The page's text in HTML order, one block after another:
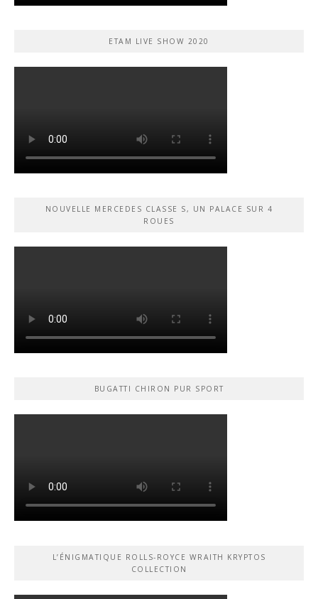
ETAM LIVE SHOW 2020
NOUVELLE MERCEDES CLASSE S, UN PALACE SUR 4
ROUES
BUGATTI CHIRON PUR SPORT
L’ÉNIGMATIQUE ROLLS-ROYCE WRAITH KRYPTOS
COLLECTION